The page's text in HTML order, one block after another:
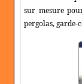
sur mesure
pergolas, garde-